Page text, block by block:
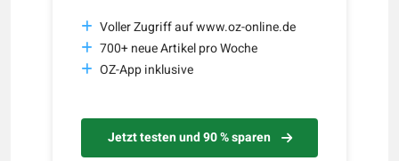
Voller Zugriff auf www.oz-online.de
700+ neue Artikel pro Woche
OZ-App inklusive
Jetzt testen und 90 % sparen